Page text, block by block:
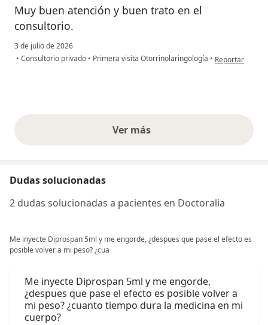
Muy buen atención y buen trato en el
consultorio.
3 de julio de 2026
• Consultorio privado • Primera visita Otorrinolaringología • en opinión del
Reportar
Ver másopiniones anteriores
Dudas solucionadas
2 dudas solucionadas a pacientes en Doctoralia
Me inyecte Diprospan 5ml y me engorde, ¿despues que pase el efecto es
posible volver a mi peso? ¿cua
Me inyecte Diprospan 5ml y me engorde,
¿despues que pase el efecto es posible volver a
mi peso? ¿cuanto tiempo dura la medicina en mi
cuerpo?